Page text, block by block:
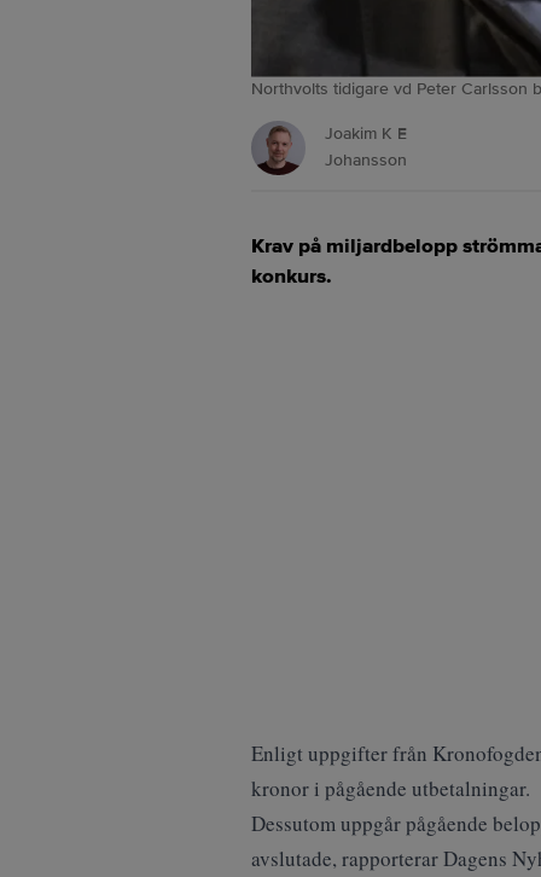
Northvolts tidigare vd Peter Carlsson
Joakim K E
Johansson
​Krav på miljardbelopp
konkurs.
Enligt uppgifter från
kronor i pågående utbetalningar.
Dessutom uppgår pågående
avslutade, rapporterar Dagens